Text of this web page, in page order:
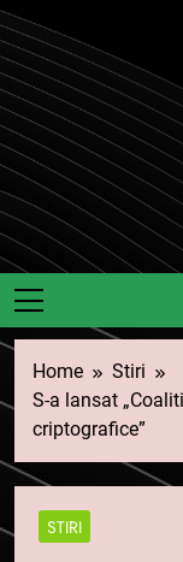
Skip
to
content
Home
Stiri
S-a lansat
criptografice”
STIRI